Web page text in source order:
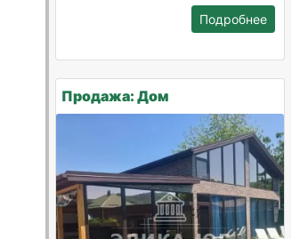
Подробнее
Продажа: Дом